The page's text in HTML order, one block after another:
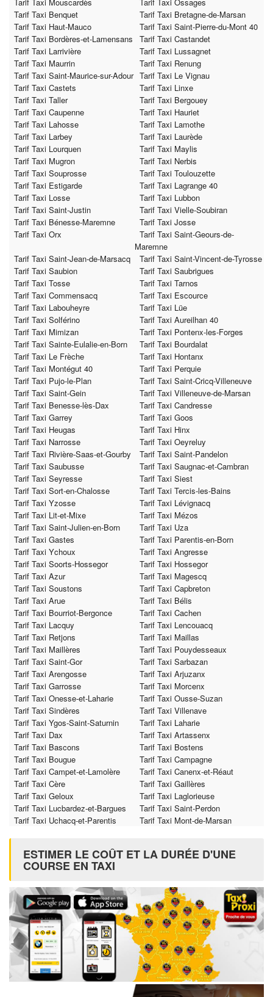
Tarif Taxi Benquet
Tarif Taxi Bretagne-de-Marsan
Tarif Taxi Haut-Mauco
Tarif Taxi Saint-Pierre-du-Mont 40
Tarif Taxi Bordères-et-Lamensans
Tarif Taxi Castandet
Tarif Taxi Larrivière
Tarif Taxi Lussagnet
Tarif Taxi Maurrin
Tarif Taxi Renung
Tarif Taxi Saint-Maurice-sur-Adour Tarif Taxi Le Vignau
Tarif Taxi Castets
Tarif Taxi Linxe
Tarif Taxi Taller
Tarif Taxi Bergouey
Tarif Taxi Caupenne
Tarif Taxi Hauriet
Tarif Taxi Lahosse
Tarif Taxi Lamothe
Tarif Taxi Larbey
Tarif Taxi Laurède
Tarif Taxi Lourquen
Tarif Taxi Maylis
Tarif Taxi Mugron
Tarif Taxi Nerbis
Tarif Taxi Souprosse
Tarif Taxi Toulouzette
Tarif Taxi Estigarde
Tarif Taxi Lagrange 40
Tarif Taxi Losse
Tarif Taxi Lubbon
Tarif Taxi Saint-Justin
Tarif Taxi Vielle-Soubiran
Tarif Taxi Bénesse-Maremne
Tarif Taxi Josse
Tarif Taxi Orx
Tarif Taxi Saint-Geours-de-
Maremne
Tarif Taxi Saint-Jean-de-Marsacq
Tarif Taxi Saint-Vincent-de-Tyrosse
Tarif Taxi Saubion
Tarif Taxi Saubrigues
Tarif Taxi Tosse
Tarif Taxi Tarnos
Tarif Taxi Commensacq
Tarif Taxi Escource
Tarif Taxi Labouheyre
Tarif Taxi Lüe
Tarif Taxi Solférino
Tarif Taxi Aureilhan 40
Tarif Taxi Mimizan
Tarif Taxi Pontenx-les-Forges
Tarif Taxi Sainte-Eulalie-en-Born
Tarif Taxi Bourdalat
Tarif Taxi Le Frèche
Tarif Taxi Hontanx
Tarif Taxi Montégut 40
Tarif Taxi Perquie
Tarif Taxi Pujo-le-Plan
Tarif Taxi Saint-Cricq-Villeneuve
Tarif Taxi Saint-Gein
Tarif Taxi Villeneuve-de-Marsan
Tarif Taxi Benesse-lès-Dax
Tarif Taxi Candresse
Tarif Taxi Garrey
Tarif Taxi Goos
Tarif Taxi Heugas
Tarif Taxi Hinx
Tarif Taxi Narrosse
Tarif Taxi Oeyreluy
Tarif Taxi Rivière-Saas-et-Gourby
Tarif Taxi Saint-Pandelon
Tarif Taxi Saubusse
Tarif Taxi Saugnac-et-Cambran
Tarif Taxi Seyresse
Tarif Taxi Siest
Tarif Taxi Sort-en-Chalosse
Tarif Taxi Tercis-les-Bains
Tarif Taxi Yzosse
Tarif Taxi Lévignacq
Tarif Taxi Lit-et-Mixe
Tarif Taxi Mézos
Tarif Taxi Saint-Julien-en-Born
Tarif Taxi Uza
Tarif Taxi Gastes
Tarif Taxi Parentis-en-Born
Tarif Taxi Ychoux
Tarif Taxi Angresse
Tarif Taxi Soorts-Hossegor
Tarif Taxi Hossegor
Tarif Taxi Azur
Tarif Taxi Magescq
Tarif Taxi Soustons
Tarif Taxi Capbreton
Tarif Taxi Arue
Tarif Taxi Bélis
Tarif Taxi Bourriot-Bergonce
Tarif Taxi Cachen
Tarif Taxi Lacquy
Tarif Taxi Lencouacq
Tarif Taxi Retjons
Tarif Taxi Maillas
Tarif Taxi Maillères
Tarif Taxi Pouydesseaux
Tarif Taxi Saint-Gor
Tarif Taxi Sarbazan
Tarif Taxi Arengosse
Tarif Taxi Arjuzanx
Tarif Taxi Garrosse
Tarif Taxi Morcenx
Tarif Taxi Onesse-et-Laharie
Tarif Taxi Ousse-Suzan
Tarif Taxi Sindères
Tarif Taxi Villenave
Tarif Taxi Ygos-Saint-Saturnin
Tarif Taxi Laharie
Tarif Taxi Dax
Tarif Taxi Artassenx
Tarif Taxi Bascons
Tarif Taxi Bostens
Tarif Taxi Bougue
Tarif Taxi Campagne
Tarif Taxi Campet-et-Lamolère
Tarif Taxi Canenx-et-Réaut
Tarif Taxi Cère
Tarif Taxi Gaillères
Tarif Taxi Geloux
Tarif Taxi Laglorieuse
Tarif Taxi Lucbardez-et-Bargues
Tarif Taxi Saint-Perdon
Tarif Taxi Uchacq-et-Parentis
Tarif Taxi Mont-de-Marsan
ESTIMER LE COÛT ET LA DURÉE D'UNE
COURSE EN TAXI